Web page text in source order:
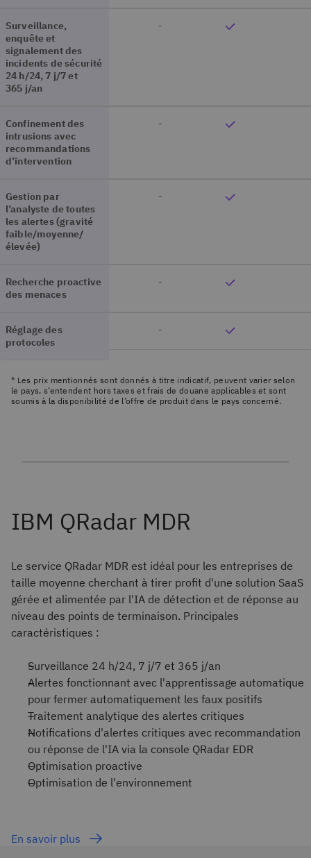
Surveillance,
enquête et
signalement des
incidents de sécurité
24 h/24, 7 j/7 et
365 j/an
-
Confinement des
intrusions avec
recommandations
d’intervention
-
Gestion par
l’analyste de toutes
les alertes (gravité
faible/moyenne/
élevée)
-
Recherche proactive
des menaces
-
Réglage des
protocoles
-
* Les prix mentionnés sont donnés à titre indicatif, peuvent varier selon
le pays, s’entendent hors taxes et frais de douane applicables et sont
soumis à la disponibilité de l’offre de produit dans le pays concerné.
Le service QRadar MDR est idéal pour les entreprises de
taille moyenne cherchant à tirer profit d'une solution SaaS
gérée et alimentée par l'IA de détection et de réponse au
niveau des points de terminaison. Principales
caractéristiques :
Surveillance 24 h/24, 7 j/7 et 365 j/an
Alertes fonctionnant avec l'apprentissage automatique
pour fermer automatiquement les faux positifs
Traitement analytique des alertes critiques
Notifications d'alertes critiques avec recommandation
ou réponse de l'IA via la console QRadar EDR
Optimisation proactive
Optimisation de l'environnement
En savoir plus